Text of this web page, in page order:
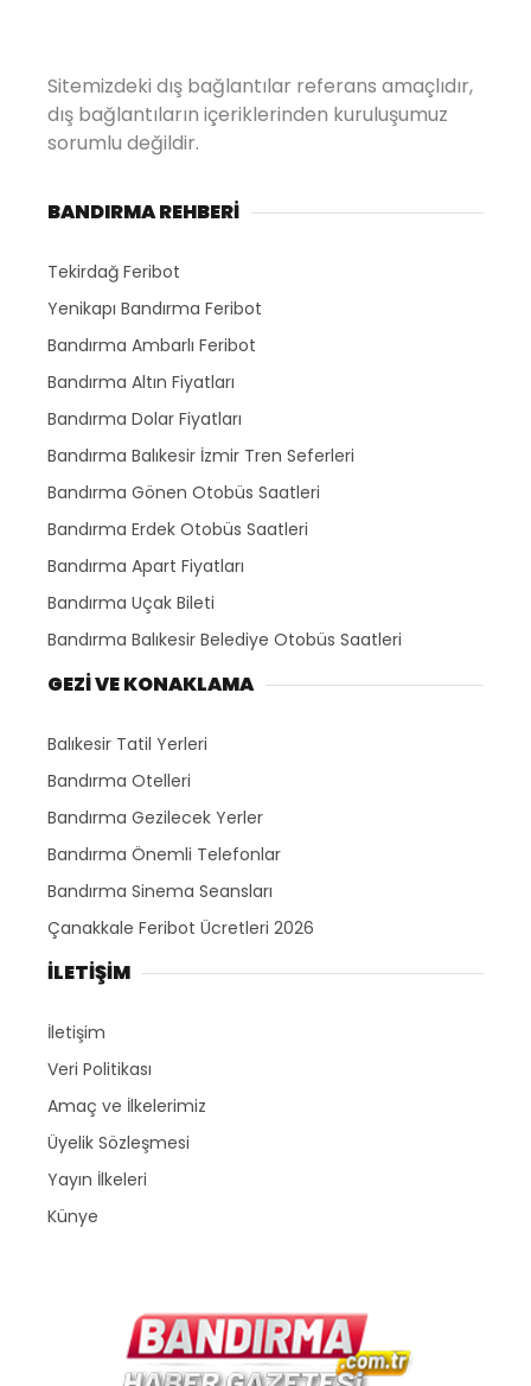
Sitemizdeki dış bağlantılar referans amaçlıdır,
dış bağlantıların içeriklerinden kuruluşumuz
sorumlu değildir.
BANDIRMA REHBERİ
Tekirdağ Feribot
Yenikapı Bandırma Feribot
Bandırma Ambarlı Feribot
Bandırma Altın Fiyatları
Bandırma Dolar Fiyatları
Bandırma Balıkesir İzmir Tren Seferleri
Bandırma Gönen Otobüs Saatleri
Bandırma Erdek Otobüs Saatleri
Bandırma Apart Fiyatları
Bandırma Uçak Bileti
Bandırma Balıkesir Belediye Otobüs Saatleri
GEZİ VE KONAKLAMA
Balıkesir Tatil Yerleri
Bandırma Otelleri
Bandırma Gezilecek Yerler
Bandırma Önemli Telefonlar
Bandırma Sinema Seansları
Çanakkale Feribot Ücretleri 2026
İLETİŞİM
İletişim
Veri Politikası
Amaç ve İlkelerimiz
Üyelik Sözleşmesi
Yayın İlkeleri
Künye